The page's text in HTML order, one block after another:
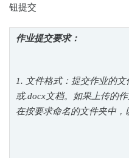
钮提交
作业提交要求：
1. 文件格式：提交作业的
或.docx文档。如果上传的
在按要求命名的文件夹中，